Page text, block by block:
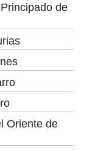
Principado de
Oriente de